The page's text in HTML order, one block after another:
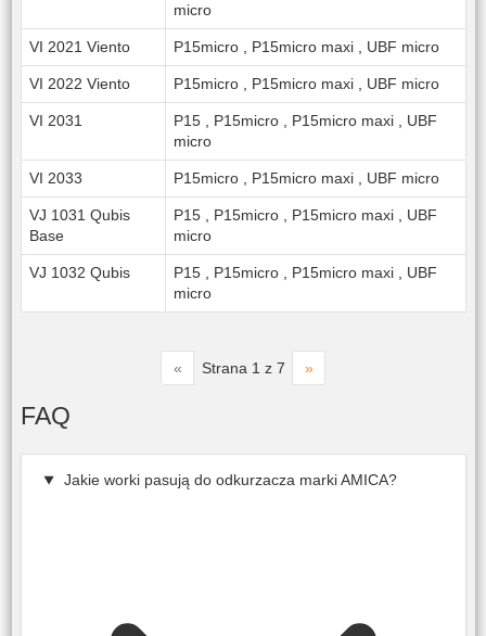
micro
VI 2021 Viento P15micro, P15micro maxi, UBF micro
VI 2022 Viento P15micro, P15micro maxi, UBF micro
VI 2031 P15, P15micro, P15micro maxi, UBF
micro
VI 2033 P15micro, P15micro maxi, UBF micro
VJ 1031 Qubis
Base
P15, P15micro, P15micro maxi, UBF
micro
VJ 1032 Qubis P15, P15micro, P15micro maxi, UBF
micro
« Strana 1 z 7 »
FAQ
Jakie worki pasują do odkurzacza marki AMICA?